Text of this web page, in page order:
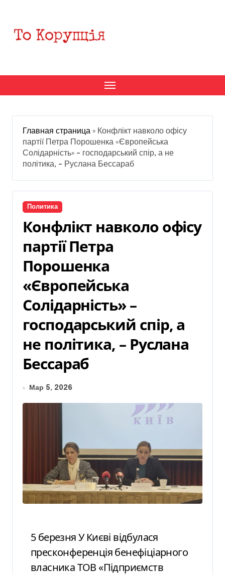
содержанию
Главная страница » Конфлікт навколо офісу
партії Петра Порошенка «Європейська
Солідарність» – господарський спір, а не
політика, – Руслана Бессараб
Политика
Конфлікт навколо офісу
партії Петра
Порошенка
«Європейська
Солідарність» –
господарський спір, а
не політика, – Руслана
Бессараб
Мар 5, 2026
5 березня У Києві відбулася
пресконференція бенефіціарного
власника ТОВ «Підприємств